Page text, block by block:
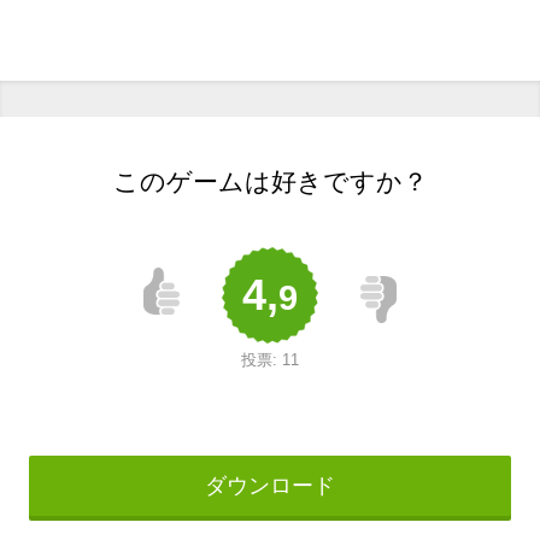
このゲームは好きですか？
4,9
投票: 11
ダウンロード